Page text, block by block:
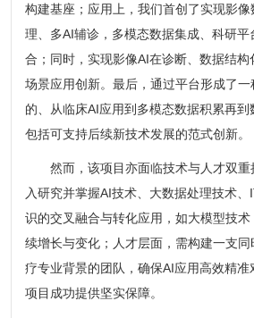
构建基座；应用上，我们首创了实现影
理、多AI辅诊，多模态数据集成、科研平
合；同时，实现影像AI在诊断、数据结
场景应用创新。最后，通过平台形成了
的、从临床AI应用到多模态数据积累再到
包括可支持后续新技术发展的范式创新。
然而，该项目亦面临技术与人才双重
入研究并掌握AI技术、大数据处理技术
识的交叉融合与转化应用，如大模型技
续增长与变化；人才层面，需构建一支
疗专业背景的团队，确保AI应用高效精
项目成功提供坚实保障。